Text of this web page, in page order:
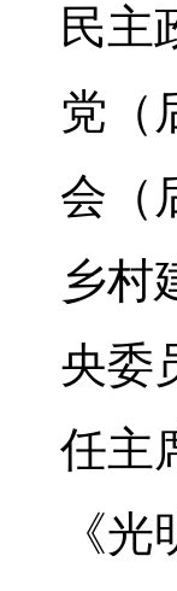
民主
党（
会（
乡村
央委
任主
《